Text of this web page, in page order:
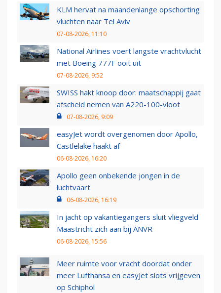
KLM hervat na maandenlange opschorting
vluchten naar Tel Aviv
07-08-2026, 11:10
National Airlines voert langste vrachtvlucht
met Boeing 777F ooit uit
07-08-2026, 9:52
SWISS hakt knoop door: maatschappij gaat
afscheid nemen van A220-100-vloot
07-08-2026, 9:09
easyJet wordt overgenomen door Apollo,
Castlelake haakt af
06-08-2026, 16:20
Apollo geen onbekende jongen in de
luchtvaart
06-08-2026, 16:19
In jacht op vakantiegangers sluit vliegveld
Maastricht zich aan bij ANVR
06-08-2026, 15:56
Meer ruimte voor vracht doordat onder
meer Lufthansa en easyJet slots vrijgeven
op Schiphol